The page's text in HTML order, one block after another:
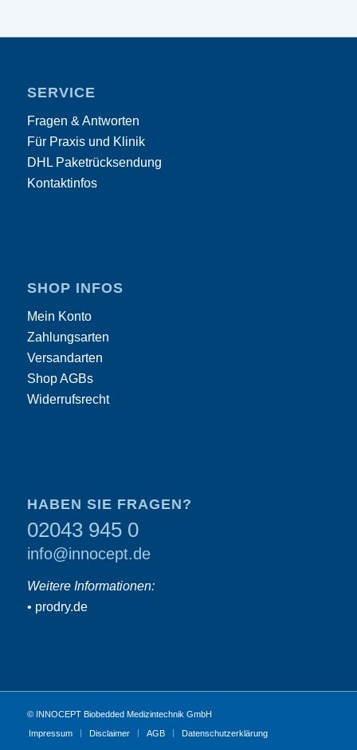
SERVICE
Fragen & Antworten
Für Praxis und Klinik
DHL Paketrücksendung
Kontaktinfos
SHOP INFOS
Mein Konto
Zahlungsarten
Versandarten
Shop AGBs
Widerrufsrecht
HABEN SIE FRAGEN?
02043 945 0
info@innocept.de
Weitere Informationen:
• prodry.de
© INNOCEPT Biobedded Medizintechnik GmbH
Impressum
Disclaimer AGB Datenschutzerklärung